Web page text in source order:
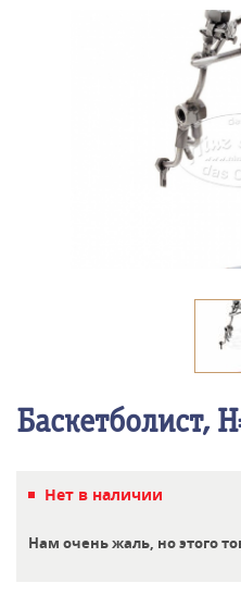
Баскетболист,
Нет в наличии
Нам очень жаль, но этого